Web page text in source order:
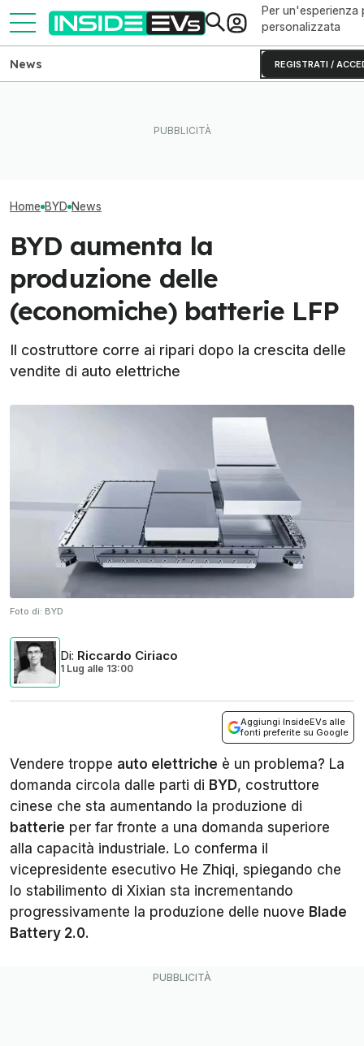
Per un'esperienza
personalizzata
REGISTRATI /
News
Home BYD News
BYD aumenta la
produzione delle
(economiche) batterie LFP
Il costruttore corre ai ripari dopo la crescita delle
vendite di auto elettriche
Foto di: BYD
Di: Riccardo Ciriaco
1 Lug alle 13:00
Aggiungi InsideEVs alle
fonti preferite su Google
Vendere troppe auto elettriche è un problema? La
domanda circola dalle parti di BYD, costruttore
cinese che sta aumentando la produzione di
batterie per far fronte a una domanda superiore
alla capacità industriale. Lo conferma il
vicepresidente esecutivo He Zhiqi, spiegando che
lo stabilimento di Xixian sta incrementando
progressivamente la produzione delle nuove Blade
Battery 2.0.